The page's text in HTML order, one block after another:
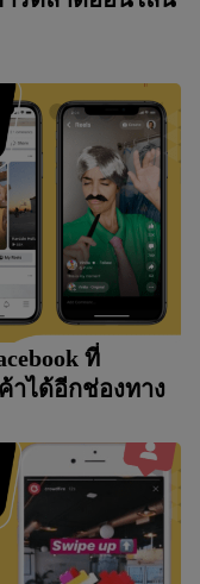
ที่
าได้อีกช่องทาง